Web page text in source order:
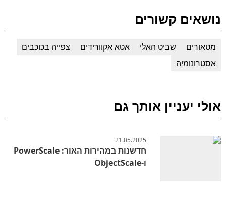
נושאים קשורים
מטאורים שביט האלי אטא אקוורידים
צפייה בכוכבים
אסטרונומיה
אולי יעניין אותך גם
21.05.2025
חדשנות במהירות האור: PowerScale
ו-ObjectScale